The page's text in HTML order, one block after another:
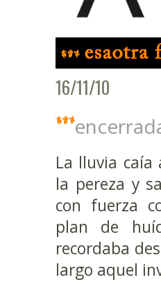
16/11/10
La lluvia caía
la pereza y
con fuerza
plan de
recordaba
largo aquel